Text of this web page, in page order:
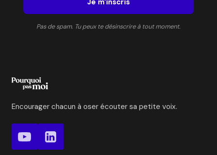
Pas de spam. Tu peux te désinscrire à tout moment.
Encourager chacun à oser écouter sa petite voix.